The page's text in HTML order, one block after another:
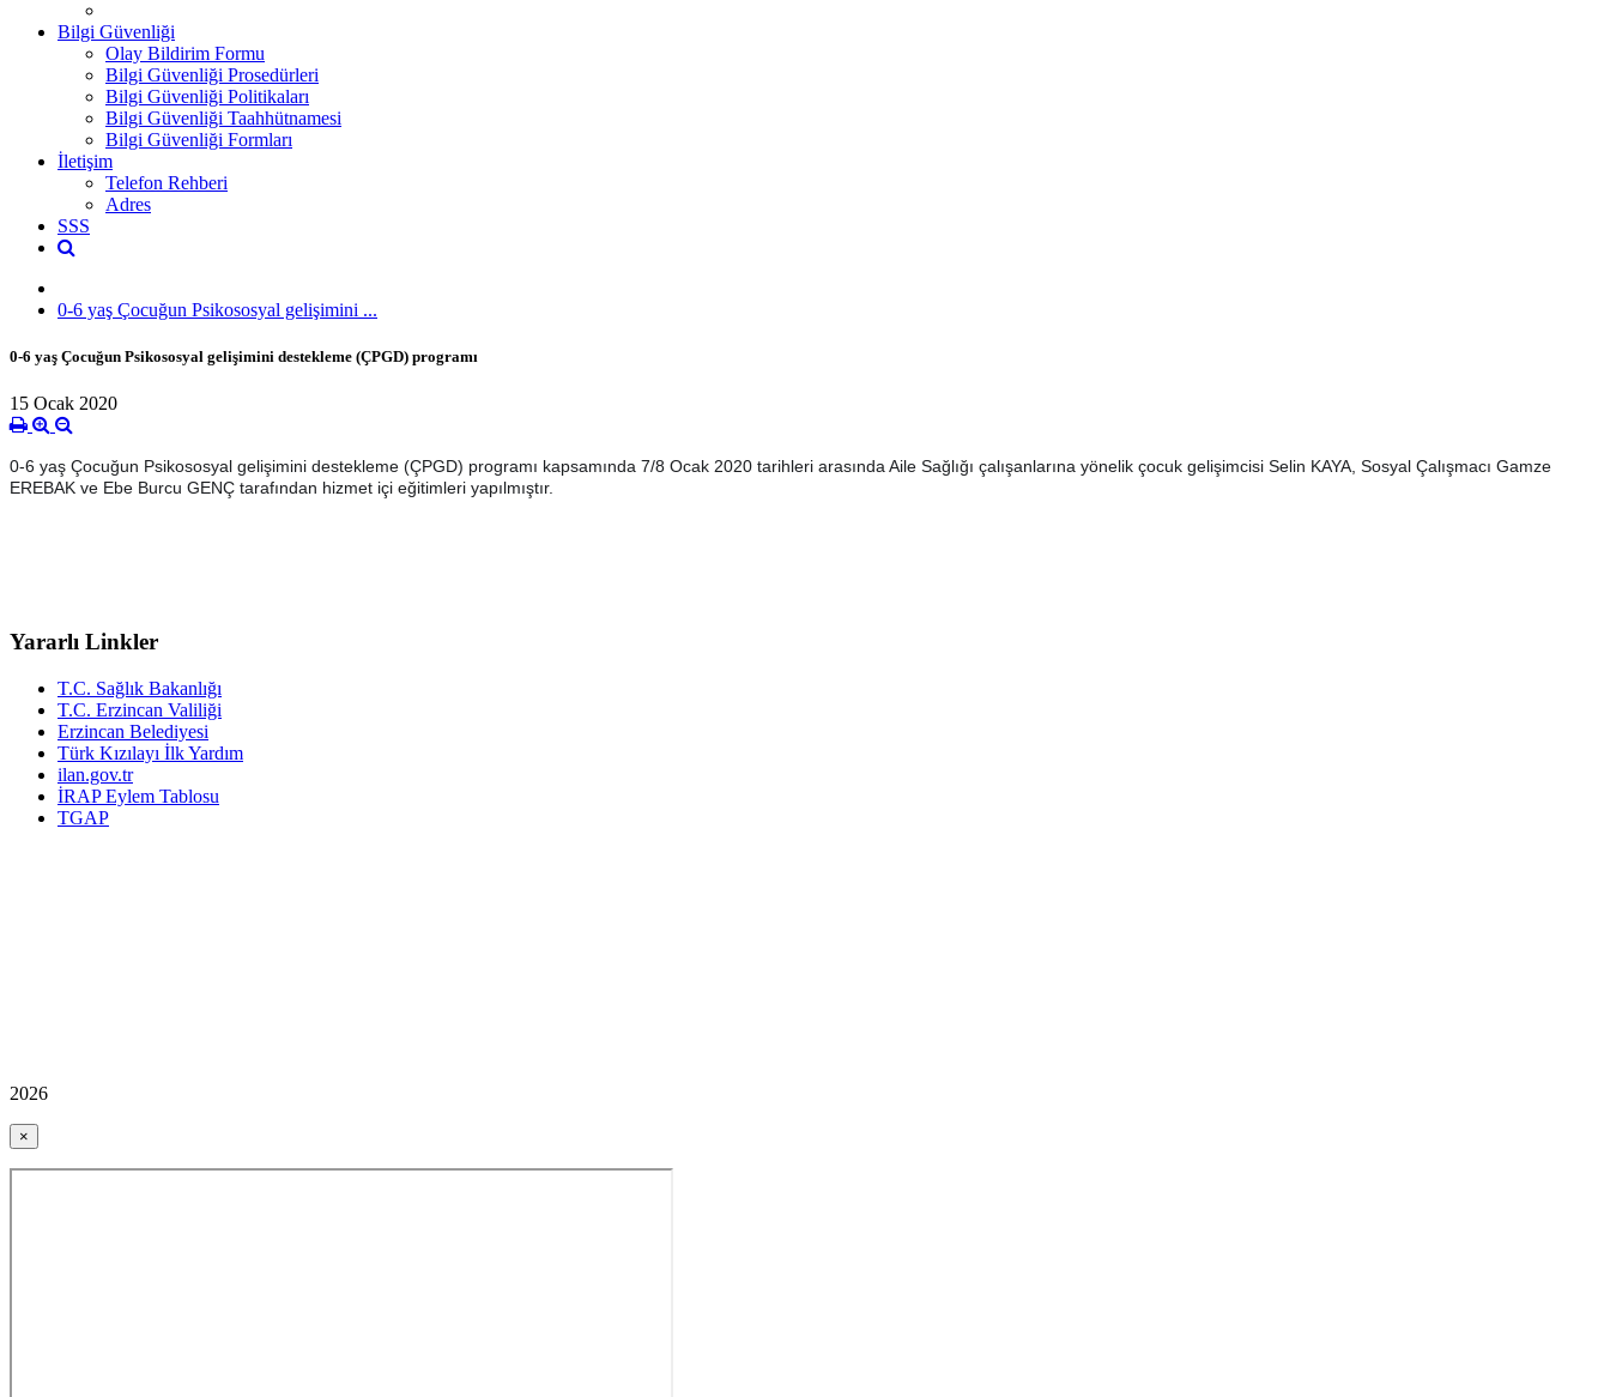
Bilgi Güvenliği
Olay Bildirim Formu
Bilgi Güvenliği Prosedürleri
Bilgi Güvenliği Politikaları
Bilgi Güvenliği Taahhütnamesi
Bilgi Güvenliği Formları
İletişim
Telefon Rehberi
Adres
SSS
0-6 yaş Çocuğun Psikososyal gelişimini ...
0-6 yaş Çocuğun Psikososyal gelişimini destekleme (ÇPGD) programı
15 Ocak 2020
0-6 yaş Çocuğun Psikososyal gelişimini destekleme (ÇPGD) programı kapsamında 7/8 Ocak 2020 tarihleri arasında Aile Sağlığı çalışanlarına yönelik çocuk gelişimcisi Selin KAYA, Sosyal Çalışmacı Gamze
EREBAK ve Ebe Burcu GENÇ tarafından hizmet içi eğitimleri yapılmıştır.
Yararlı Linkler
T.C. Sağlık Bakanlığı
T.C. Erzincan Valiliği
Erzincan Belediyesi
Türk Kızılayı İlk Yardım
ilan.gov.tr
İRAP Eylem Tablosu
TGAP
2026
×